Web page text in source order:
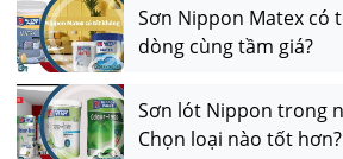
Sơn Nippon Matex có
dòng cùng tầm giá?
Sơn lót Nippon trong
Chọn loại nào tốt hơn?